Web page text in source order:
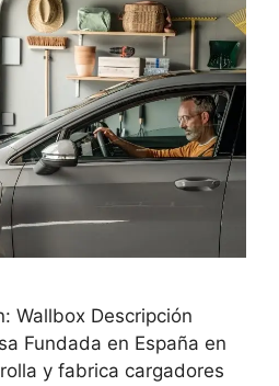
Wallbox Descripción
Fundada en España en
y fabrica cargadores